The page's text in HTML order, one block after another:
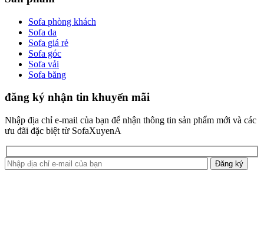
Sofa phòng khách
Sofa da
Sofa giá rẻ
Sofa góc
Sofa vải
Sofa băng
đăng ký nhận tin khuyến mãi
Nhập địa chỉ e-mail của bạn để nhận thông tin sản phẩm mới và các
ưu đãi đặc biệt từ SofaXuyenA